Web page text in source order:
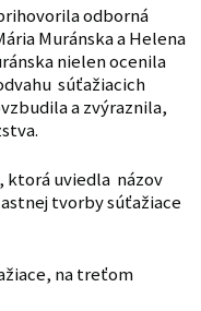
odborná
Muránska a Helena
nielen ocenila
súťažiacich
a zvýraznila,
ktorá uviedla názov
tvorby súťažiace
na treťom